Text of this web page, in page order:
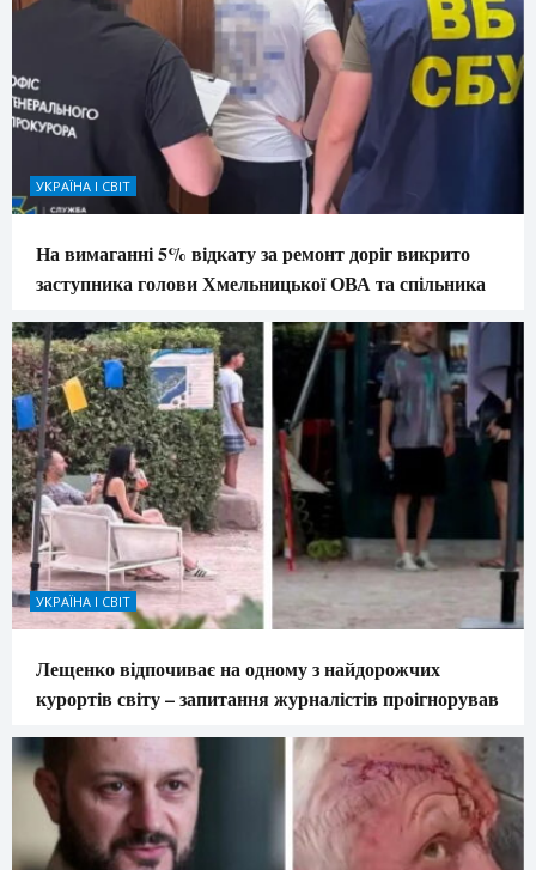
УКРАЇНА І СВІТ
На вимаганні 5% відкату за ремонт доріг викрито
заступника голови Хмельницької ОВА та спільника
УКРАЇНА І СВІТ
Лещенко відпочиває на одному з найдорожчих
курортів світу – запитання журналістів проігнорував